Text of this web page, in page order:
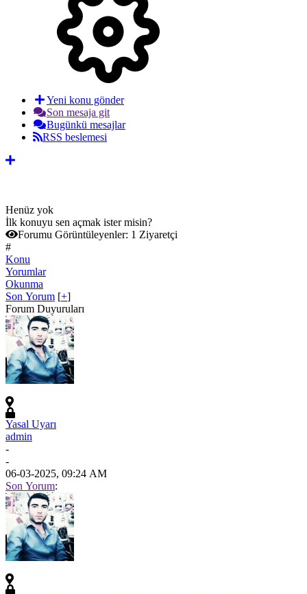
Yeni konu gönder
Son mesaja git
Bugünkü mesajlar
RSS beslemesi
Henüz yok
İlk konuyu sen açmak ister misin?
Forumu Görüntüleyenler: 1 Ziyaretçi
#
Konu
Yorumlar
Okunma
Son Yorum [+]
Forum Duyuruları
Yasal Uyarı
admin
-
-
06-03-2025, 09:24 AM
Son Yorum: